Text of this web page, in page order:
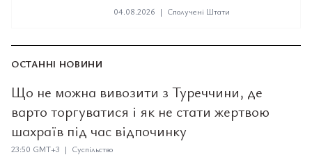
04.08.2026 | Сполучені Штати
ОСТАННІ НОВИНИ
Що не можна вивозити з Туреччини, де
варто торгуватися і як не стати жертвою
шахраїв під час відпочинку
23:50 GMT+3 | Суспільство